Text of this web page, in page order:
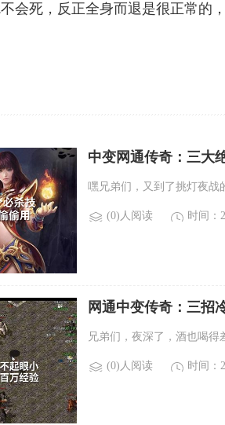
会死，反正全身而退是很正常的
中变网通传奇：三大
嘿兄弟们，又到了挑灯夜战
(0)人阅读 时间：
网通中变传奇：三招
兄弟们，夜深了，酒也喝
(0)人阅读 时间：